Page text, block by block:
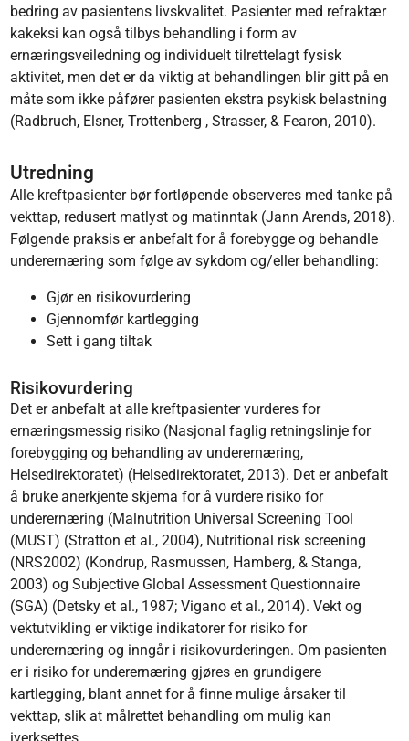
bedring av pasientens livskvalitet. Pasienter med refraktær
kakeksi kan også tilbys behandling i form av
ernæringsveiledning og individuelt tilrettelagt fysisk
aktivitet, men det er da viktig at behandlingen blir gitt på en
måte som ikke påfører pasienten ekstra psykisk belastning
(Radbruch, Elsner, Trottenberg , Strasser, & Fearon, 2010).
Utredning
Alle kreftpasienter bør fortløpende observeres med tanke på
vekttap, redusert matlyst og matinntak (Jann Arends, 2018).
Følgende praksis er anbefalt for å forebygge og behandle
underernæring som følge av sykdom og/eller behandling:
Gjør en risikovurdering
Gjennomfør kartlegging
Sett i gang tiltak
Risikovurdering
Det er anbefalt at alle kreftpasienter vurderes for
ernæringsmessig risiko (Nasjonal faglig retningslinje for
forebygging og behandling av underernæring,
Helsedirektoratet) (Helsedirektoratet, 2013). Det er anbefalt
å bruke anerkjente skjema for å vurdere risiko for
underernæring (Malnutrition Universal Screening Tool
(MUST) (Stratton et al., 2004), Nutritional risk screening
(NRS2002) (Kondrup, Rasmussen, Hamberg, & Stanga,
2003) og Subjective Global Assessment Questionnaire
(SGA) (Detsky et al., 1987; Vigano et al., 2014). Vekt og
vektutvikling er viktige indikatorer for risiko for
underernæring og inngår i risikovurderingen. Om pasienten
er i risiko for underernæring gjøres en grundigere
kartlegging, blant annet for å finne mulige årsaker til
vekttap, slik at målrettet behandling om mulig kan